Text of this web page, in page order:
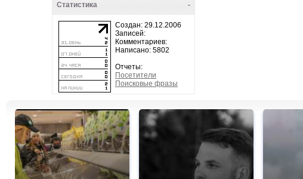
-
Статистика
Создан: 29.12.2006
Записей:
Комментариев:
Написано: 5802
Отчеты:
Посетители
Поисковые фразы